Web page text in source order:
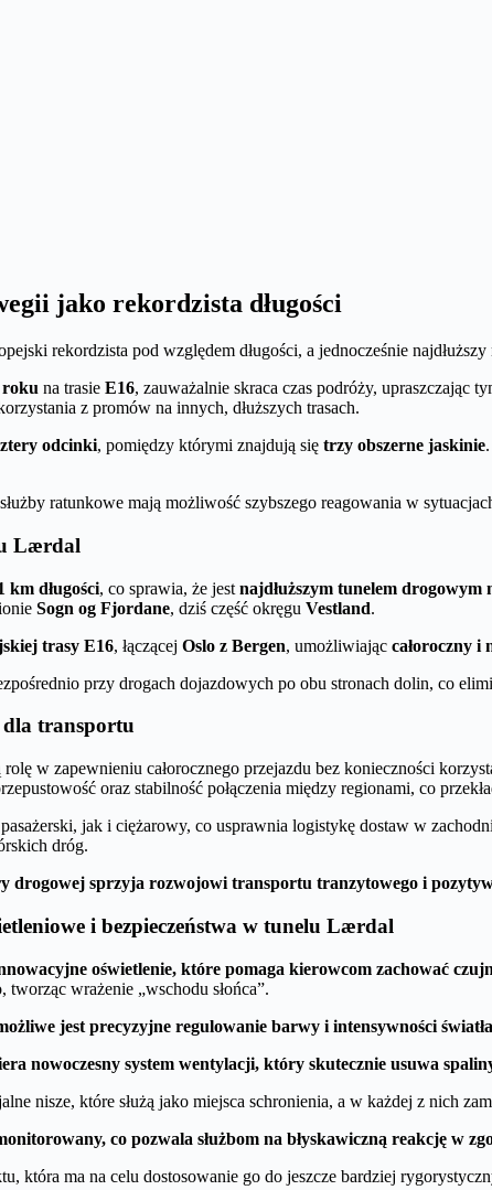
jako rekordzista długości
rekordzista pod względem długości, a jednocześnie
roku na trasie E16, zauważalnie skraca czas podróży, upraszczając
z promów na innych, dłuższych trasach.
odcinki, pomiędzy którymi znajdują się trzy obszerne jaskinie
ratunkowe mają możliwość szybszego reagowania w
Lærdal
km długości, co sprawia, że jest najdłuższym tunelem drogowym
Sogn og Fjordane, dziś część okręgu Vestland.
trasy E16, łączącej Oslo z Bergen, umożliwiając całoroczny i
przy drogach dojazdowych po obu stronach dolin, co
dla transportu
w zapewnieniu całorocznego przejazdu bez konieczności
oraz stabilność połączenia między regionami, co
jak i ciężarowy, co usprawnia logistykę dostaw w
dróg.
drogowej sprzyja rozwojowi transportu tranzytowego i
i bezpieczeństwa w tunelu Lærdal
oświetlenie, które pomaga kierowcom zachować
wrażenie „wschodu słońca”.
jest precyzyjne regulowanie barwy i intensywności
nowoczesny system wentylacji, który skutecznie usuwa
nisze, które służą jako miejsca schronienia, a w każdej z nich
co pozwala służbom na błyskawiczną reakcję w
która ma na celu dostosowanie go do jeszcze bardziej